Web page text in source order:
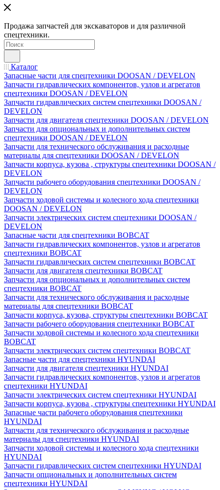
Продажа запчастей для экскаваторов и для различной
спецтехники.
Каталог
Запасные части для спецтехники DOOSAN / DEVELON
Запчасти гидравлических компонентов, узлов и агрегатов
спецтехники DOOSAN / DEVELON
Запчасти гидравлических систем спецтехники DOOSAN /
DEVELON
Запчасти для двигателя спецтехники DOOSAN / DEVELON
Запчасти для опциональных и дополнительных систем
спецтехники DOOSAN / DEVELON
Запчасти для технического обслуживания и расходные
материалы для спецтехники DOOSAN / DEVELON
Запчасти корпуса, кузова , структуры спецтехники DOOSAN /
DEVELON
Запчасти рабочего оборудования спецтехники DOOSAN /
DEVELON
Запчасти ходовой системы и колесного хода спецтехники
DOOSAN / DEVELON
Запчасти электрических систем спецтехники DOOSAN /
DEVELON
Запасные части для спецтехники BOBCAT
Запчасти гидравлических компонентов, узлов и агрегатов
спецтехники BOBCAT
Запчасти гидравлических систем спецтехники BOBCAT
Запчасти для двигателя спецтехники BOBCAT
Запчасти для опциональных и дополнительных систем
спецтехники BOBCAT
Запчасти для технического обслуживания и расходные
материалы для спецтехники BOBCAT
Запчасти корпуса, кузова, структуры спецтехники BOBCAT
Запчасти рабочего оборудования спецтехники BOBCAT
Запчасти ходовой системы и колесного хода спецтехники
BOBCAT
Запчасти электрических систем спецтехники BOBCAT
Запасные части для спецтехники HYUNDAI
Запчасти для двигателя спецтехники HYUNDAI
Запчасти гидравлических компонентов, узлов и агрегатов
спецтехники HYUNDAI
Запчасти электрических систем спецтехники HYUNDAI
Запчасти корпуса, кузова , структуры спецтехники HYUNDAI
Запасные части рабочего оборудования спецтехники
HYUNDAI
Запчасти для технического обслуживания и расходные
материалы для спецтехники HYUNDAI
Запчасти ходовой системы и колесного хода спецтехники
HYUNDAI
Запчасти гидравлических систем спецтехники HYUNDAI
Запчасти опциональных и дополнительных систем
спецтехники HYUNDAI